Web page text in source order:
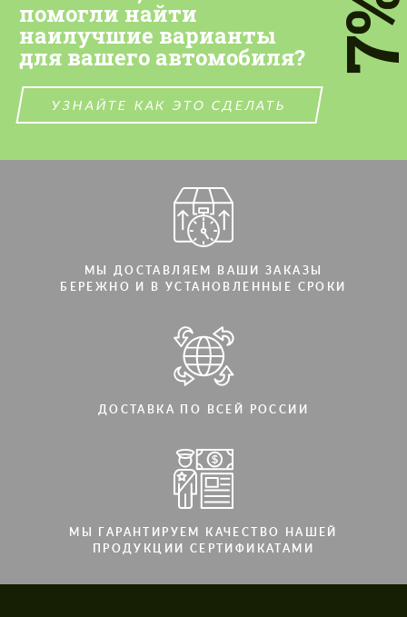
помогли найти
наилучшие варианты
для вашего автомобиля?
УЗНАЙТЕ КАК ЭТО СДЕЛАТЬ
МЫ ДОСТАВЛЯЕМ ВАШИ ЗАКАЗЫ
БЕРЕЖНО И В УСТАНОВЛЕННЫЕ СРОКИ
ДОСТАВКА ПО ВСЕЙ РОССИИ
МЫ ГАРАНТИРУЕМ КАЧЕСТВО НАШЕЙ
ПРОДУКЦИИ СЕРТИФИКАТАМИ
СВЯЖИТЕСЬ СО МНОЙ
СВЯЖИТЕСЬ СО МНОЙ